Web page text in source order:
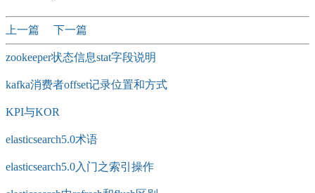
上一篇 下一篇
zookeeper状态信息stat字段说明
kafka消费者offset记录位置和方式
KPI与KOR
elasticsearch5.0术语
elasticsearch5.0入门之索引操作